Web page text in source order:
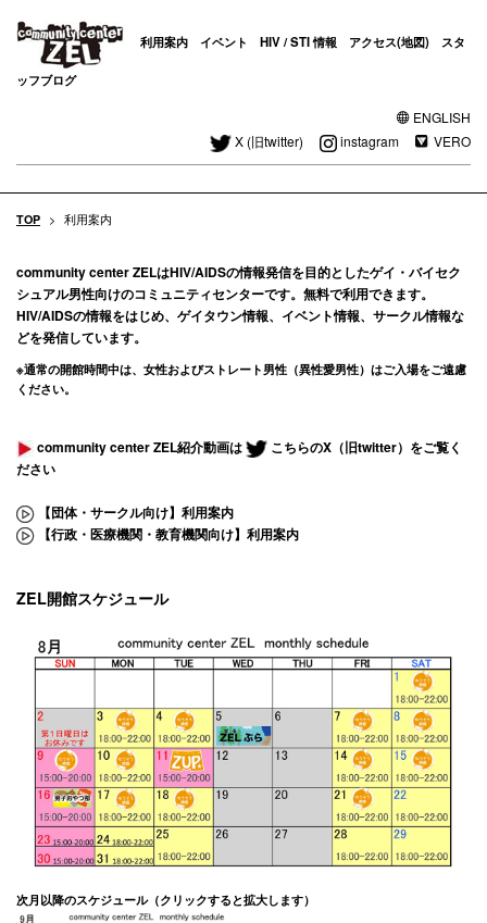
利用案内 イベント HIV / STI 情報 アクセス(地図) スタ
ッフブログ
ENGLISH
X (旧twitter)
instagram VERO
TOP > 利用案内
community center ZELはHIV/AIDSの情報発信を目的としたゲイ・バイセク
シュアル男性向けのコミュニティセンターです。 無料で利用できます。
HIV/AIDSの情報をはじめ、ゲイタウン情報、イベント情報、サークル情報な
どを発信しています。
※通常の開館時間中は、女性およびストレート男性（異性愛男性）はご入場をご遠慮
ください。
community center ZEL紹介動画は
こちらのX（旧twitter）をご覧く
ださい
【団体・サークル向け】利用案内
【行政・医療機関・教育機関向け】利用案内
ZEL開館スケジュール
次月以降のスケジュール（クリックすると拡大します）